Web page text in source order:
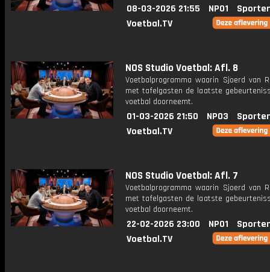
08-03-2026 21:55 NPO1
Voetbal.TV
NOS Studio Voetbal: Afl. 8
Voetbalprogramma waarin Sjoerd van
met tafelgasten de laatste
voetbal doorneemt.
01-03-2026 21:50 NPO3
Voetbal.TV
NOS Studio Voetbal: Afl. 7
Voetbalprogramma waarin Sjoerd van
met tafelgasten de laatste
voetbal doorneemt.
22-02-2026 23:00 NPO1
Voetbal.TV